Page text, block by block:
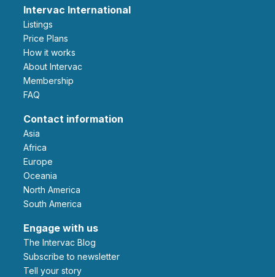
Intervac International
Listings
Price Plans
How it works
About Intervac
Membership
FAQ
Contact information
Asia
Africa
Europe
Oceania
North America
South America
Engage with us
The Intervac Blog
Subscribe to newsletter
Tell your story